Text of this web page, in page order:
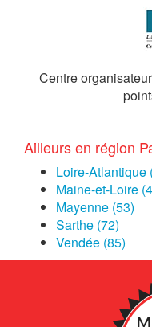
Centre
Ailleurs en région
Loire-Atlantique
Maine-et-Loire
Mayenne (53)
Sarthe (72)
Vendée (85)